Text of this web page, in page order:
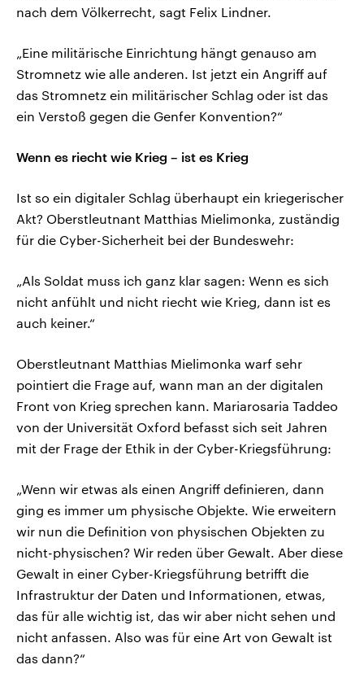
nach dem Völkerrecht, sagt Felix Lindner.
„Eine militärische Einrichtung hängt genauso am
Stromnetz wie alle anderen. Ist jetzt ein Angriff auf
das Stromnetz ein militärischer Schlag oder ist das
ein Verstoß gegen die Genfer Konvention?“
Wenn es riecht wie Krieg – ist es Krieg
Ist so ein digitaler Schlag überhaupt ein kriegerischer
Akt? Oberstleutnant Matthias Mielimonka, zuständig
für die Cyber-Sicherheit bei der Bundeswehr:
„Als Soldat muss ich ganz klar sagen: Wenn es sich
nicht anfühlt und nicht riecht wie Krieg, dann ist es
auch keiner.“
Oberstleutnant Matthias Mielimonka warf sehr
pointiert die Frage auf, wann man an der digitalen
Front von Krieg sprechen kann. Mariarosaria Taddeo
von der Universität Oxford befasst sich seit Jahren
mit der Frage der Ethik in der Cyber-Kriegsführung:
„Wenn wir etwas als einen Angriff definieren, dann
ging es immer um physische Objekte. Wie erweitern
wir nun die Definition von physischen Objekten zu
nicht-physischen? Wir reden über Gewalt. Aber diese
Gewalt in einer Cyber-Kriegsführung betrifft die
Infrastruktur der Daten und Informationen, etwas,
das für alle wichtig ist, das wir aber nicht sehen und
nicht anfassen. Also was für eine Art von Gewalt ist
das dann?“